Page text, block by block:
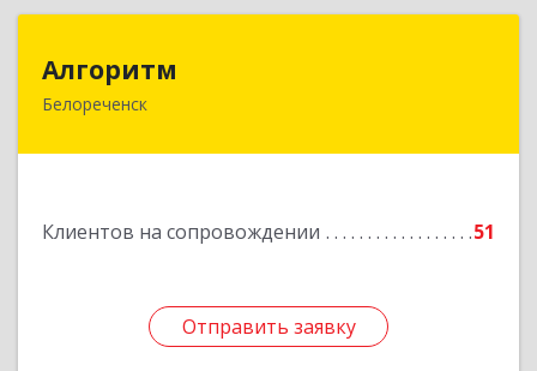
Алгоритм
Белореченск
Клиентов на сопровождении 51
Отправить заявку
352630, Краснодарский край, Белореченский р-
Отправить заявку